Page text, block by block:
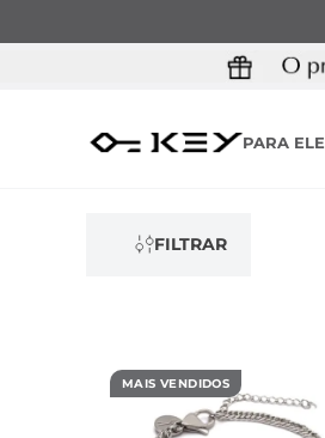
PARA ELE
FILTRAR
MAIS VENDIDOS